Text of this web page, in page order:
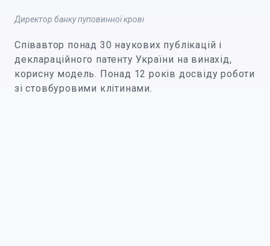
Директор банку пуповинної крові
Співавтор понад 30 наукових публікацій і
деклараційного патенту України на винахід,
корисну модель. Понад 12 років досвіду роботи
зі стовбуровими клітинами.